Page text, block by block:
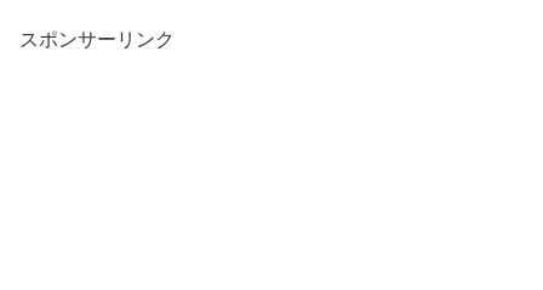
スポンサーリンク